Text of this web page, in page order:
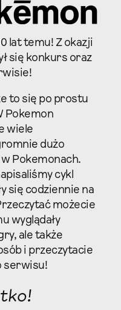
lat temu! Z okazji
się konkurs oraz
to się po prostu
Pokemon
wiele
dużo
Pokemonach.
cykl
się codziennie na
możecie
wyglądały
ale także
i przeczytacie
serwisu!